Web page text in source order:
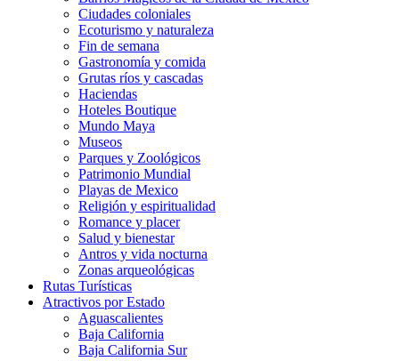
Ciudades coloniales
Ecoturismo y naturaleza
Fin de semana
Gastronomía y comida
Grutas ríos y cascadas
Haciendas
Hoteles Boutique
Mundo Maya
Museos
Parques y Zoológicos
Patrimonio Mundial
Playas de Mexico
Religión y espiritualidad
Romance y placer
Salud y bienestar
Antros y vida nocturna
Zonas arqueológicas
Rutas Turísticas
Atractivos por Estado
Aguascalientes
Baja California
Baja California Sur